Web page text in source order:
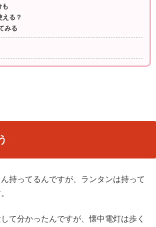
も
える？
みる
持ってるんですが、ランタンは持って
て分かったんですが、懐中電灯は歩く